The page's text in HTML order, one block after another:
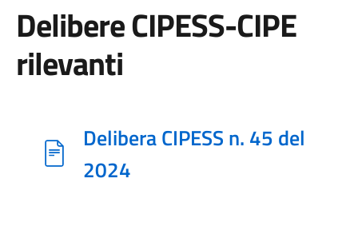
Delibere CIPESS-CIPE
rilevanti
Delibera CIPESS n. 45 del
2024